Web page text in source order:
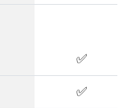
✅
✅